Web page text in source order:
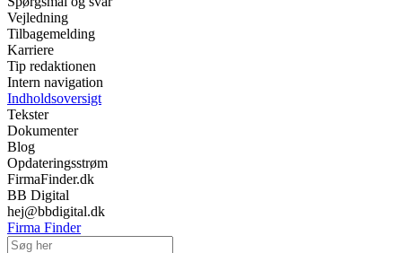
Vejledning
Tilbagemelding
Karriere
Tip redaktionen
Intern navigation
Indholdsoversigt
Tekster
Dokumenter
Blog
Opdateringsstrøm
FirmaFinder.dk
BB Digital
hej@bbdigital.dk
Firma Finder